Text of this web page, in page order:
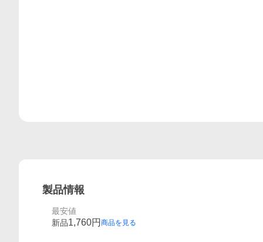
製品情報
最安値
新品1,760円 商品を見る